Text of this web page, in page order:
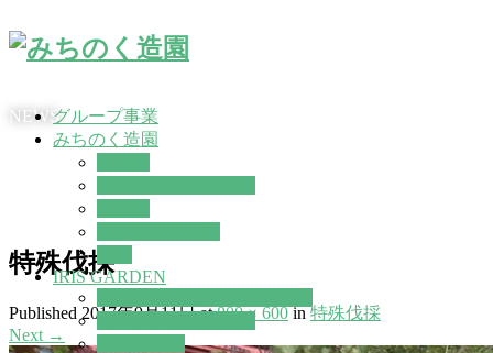
グループ事業
みちのく造園
IRIS GARDEN
NEWS
特殊伐採
Published 2017年9月11日at800 × 600in特殊伐採
Next →